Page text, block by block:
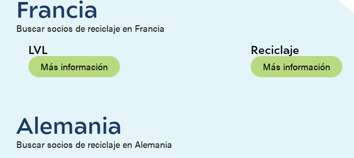
Francia
Buscar socios de reciclaje en Francia
LVL
Más información
Reciclaje
Más información
Alemania
Buscar socios de reciclaje en Alemania